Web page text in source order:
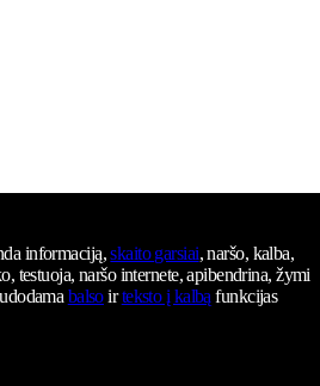
informaciją,skaito garsiai, naršo, kalba,
testuoja, naršo internete, apibendrina, žymi
balsoirteksto į kalbąfunkcijas